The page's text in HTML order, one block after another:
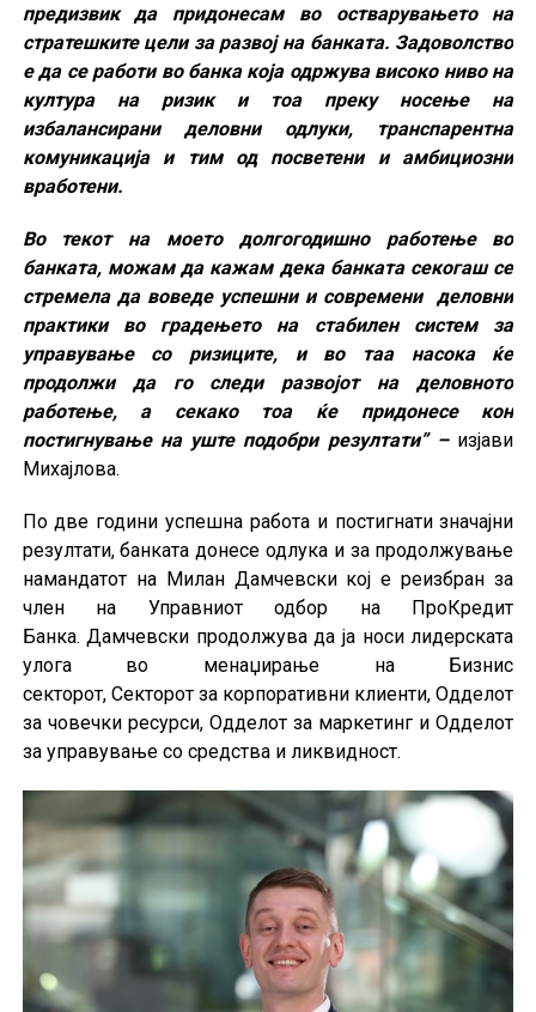
предизвик да придонесам во остварувањето на
стратешките цели за развој на банката. Задоволство
е да се работи во банка која одржува високо ниво на
култура на ризик и тоа преку носење на
избалансирани деловни одлуки, транспарентна
комуникација и тим од посветени и амбициозни
вработени.
Во текот на моето долгогодишно работење во
банката, можам да кажам дека банката секогаш се
стремела да воведе успешни и современи деловни
практики во градењето на стабилен систем за
управување со ризиците, и во таа насока ќе
продолжи да го следи развојот на деловното
работење, а секако тоа ќе придонесе кон
постигнување на уште подобри резултати” – изјави
Михајлова.
По две години успешна работа и постигнати значајни
резултати, банката донесе одлука и за продолжување
намандатот на Милан Дамчевски кој е реизбран за
член на Управниот одбор на ПроКредит
Банка. Дамчевски продолжува да ја носи лидерската
улога во менаџирање на Бизнис
секторот, Секторот за корпоративни клиенти, Одделот
за човечки ресурси, Одделот за маркетинг и Одделот
за управување со средства и ликвидност.